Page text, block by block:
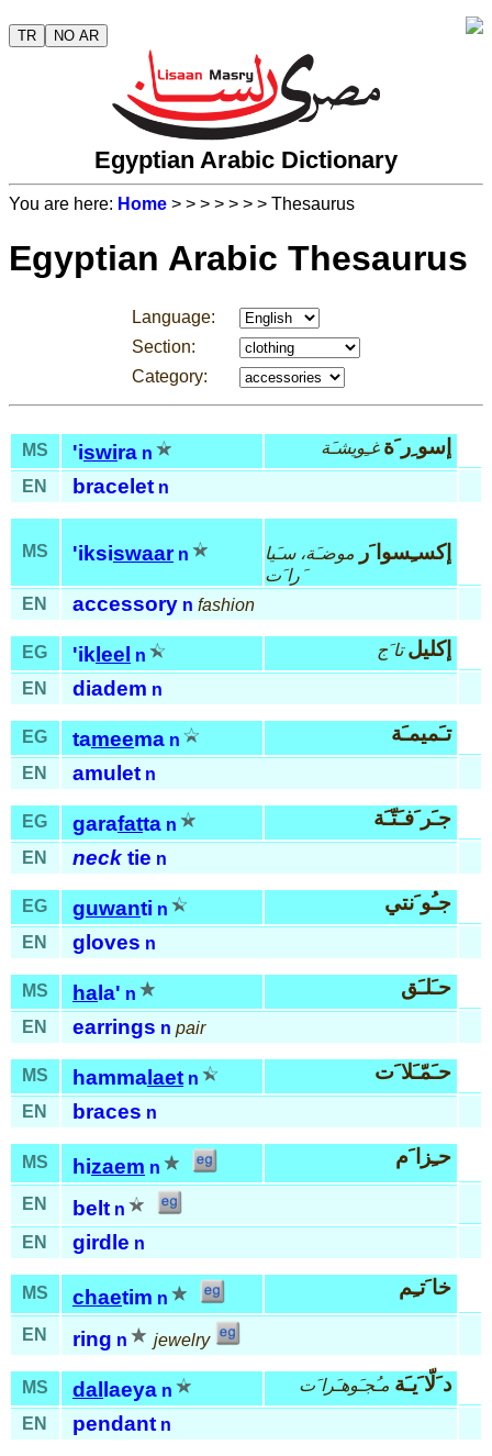
TR NO AR
Egyptian Arabic Dictionary
You are here: Home > > > > > > > Thesaurus
Egyptian Arabic Thesaurus
Language:
Section:
Category:
MS 'iswira n إسو ِر َة غـِويشـَة
EN bracelet n
MS 'iksiswaar n إكسـِسوا َر موضـَة، سـَيا
َرا َت
EN
accessory n fashion
EG 'ik leel n إكليل تا َج
EN diadem n
EG tameema n تـَميمـَة
EN amulet n
EG garafatta n جـَر َفـَتّـَة
EN neck tie n
EG guwanti n جـُو َنتي
EN gloves n
MS ha la' n حـَلـَق
EN earrings n pair
MS hamma laet n حـَمّـَلا َت
EN braces n
MS hizaem n حـِزا َم
EN belt n
EN
girdle n
MS chaetim n خا َتـِم
EN ring n jewelry
MS dal laeya n د َلّا َيـَة مـُجـَوهـَرا َت
EN pendant n